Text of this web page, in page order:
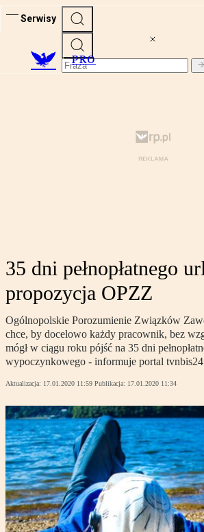
Serwisy
PRO
35 dni pełnopłatnego
propozycja OPZZ
Ogólnopolskie Porozumienie Związków
chce, by docelowo każdy pracownik, bez
mógł w ciągu roku pójść na 35 dni
wypoczynkowego - informuje portal
Aktualizacja: 17.01.2020 11:59 Publikacja: 17.01.2020 11:34